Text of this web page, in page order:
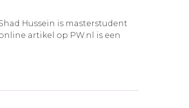
Hussein is masterstudent
artikel op PW.nl is een